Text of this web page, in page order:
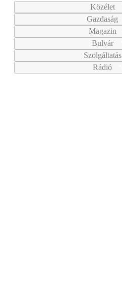
Közélet
Gazdaság
Magazin
Bulvár
Szolgáltatás
Rádió